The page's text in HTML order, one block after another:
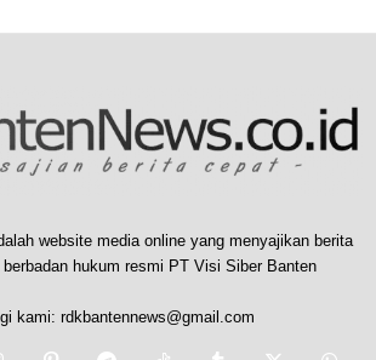
website media online yang menyajikan berita
hukum resmi PT Visi Siber Banten
kami: rdkbantennews@gmail.com